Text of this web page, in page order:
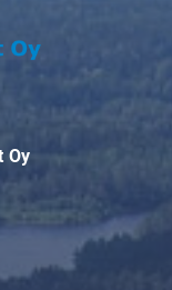
Oy